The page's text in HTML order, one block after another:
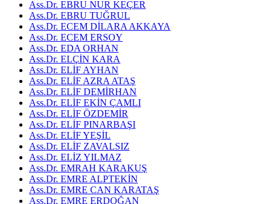
Ass.Dr. EBRU NUR KEÇER
Ass.Dr. EBRU TUĞRUL
Ass.Dr. ECEM DİLARA AKKAYA
Ass.Dr. ECEM ERSOY
Ass.Dr. EDA ORHAN
Ass.Dr. ELÇİN KARA
Ass.Dr. ELİF AYHAN
Ass.Dr. ELİF AZRA ATAŞ
Ass.Dr. ELİF DEMİRHAN
Ass.Dr. ELİF EKİN ÇAMLI
Ass.Dr. ELİF ÖZDEMİR
Ass.Dr. ELİF PINARBAŞI
Ass.Dr. ELİF YEŞİL
Ass.Dr. ELİF ZAVALSIZ
Ass.Dr. ELİZ YILMAZ
Ass.Dr. EMRAH KARAKUŞ
Ass.Dr. EMRE ALPTEKİN
Ass.Dr. EMRE CAN KARATAŞ
Ass.Dr. EMRE ERDOĞAN